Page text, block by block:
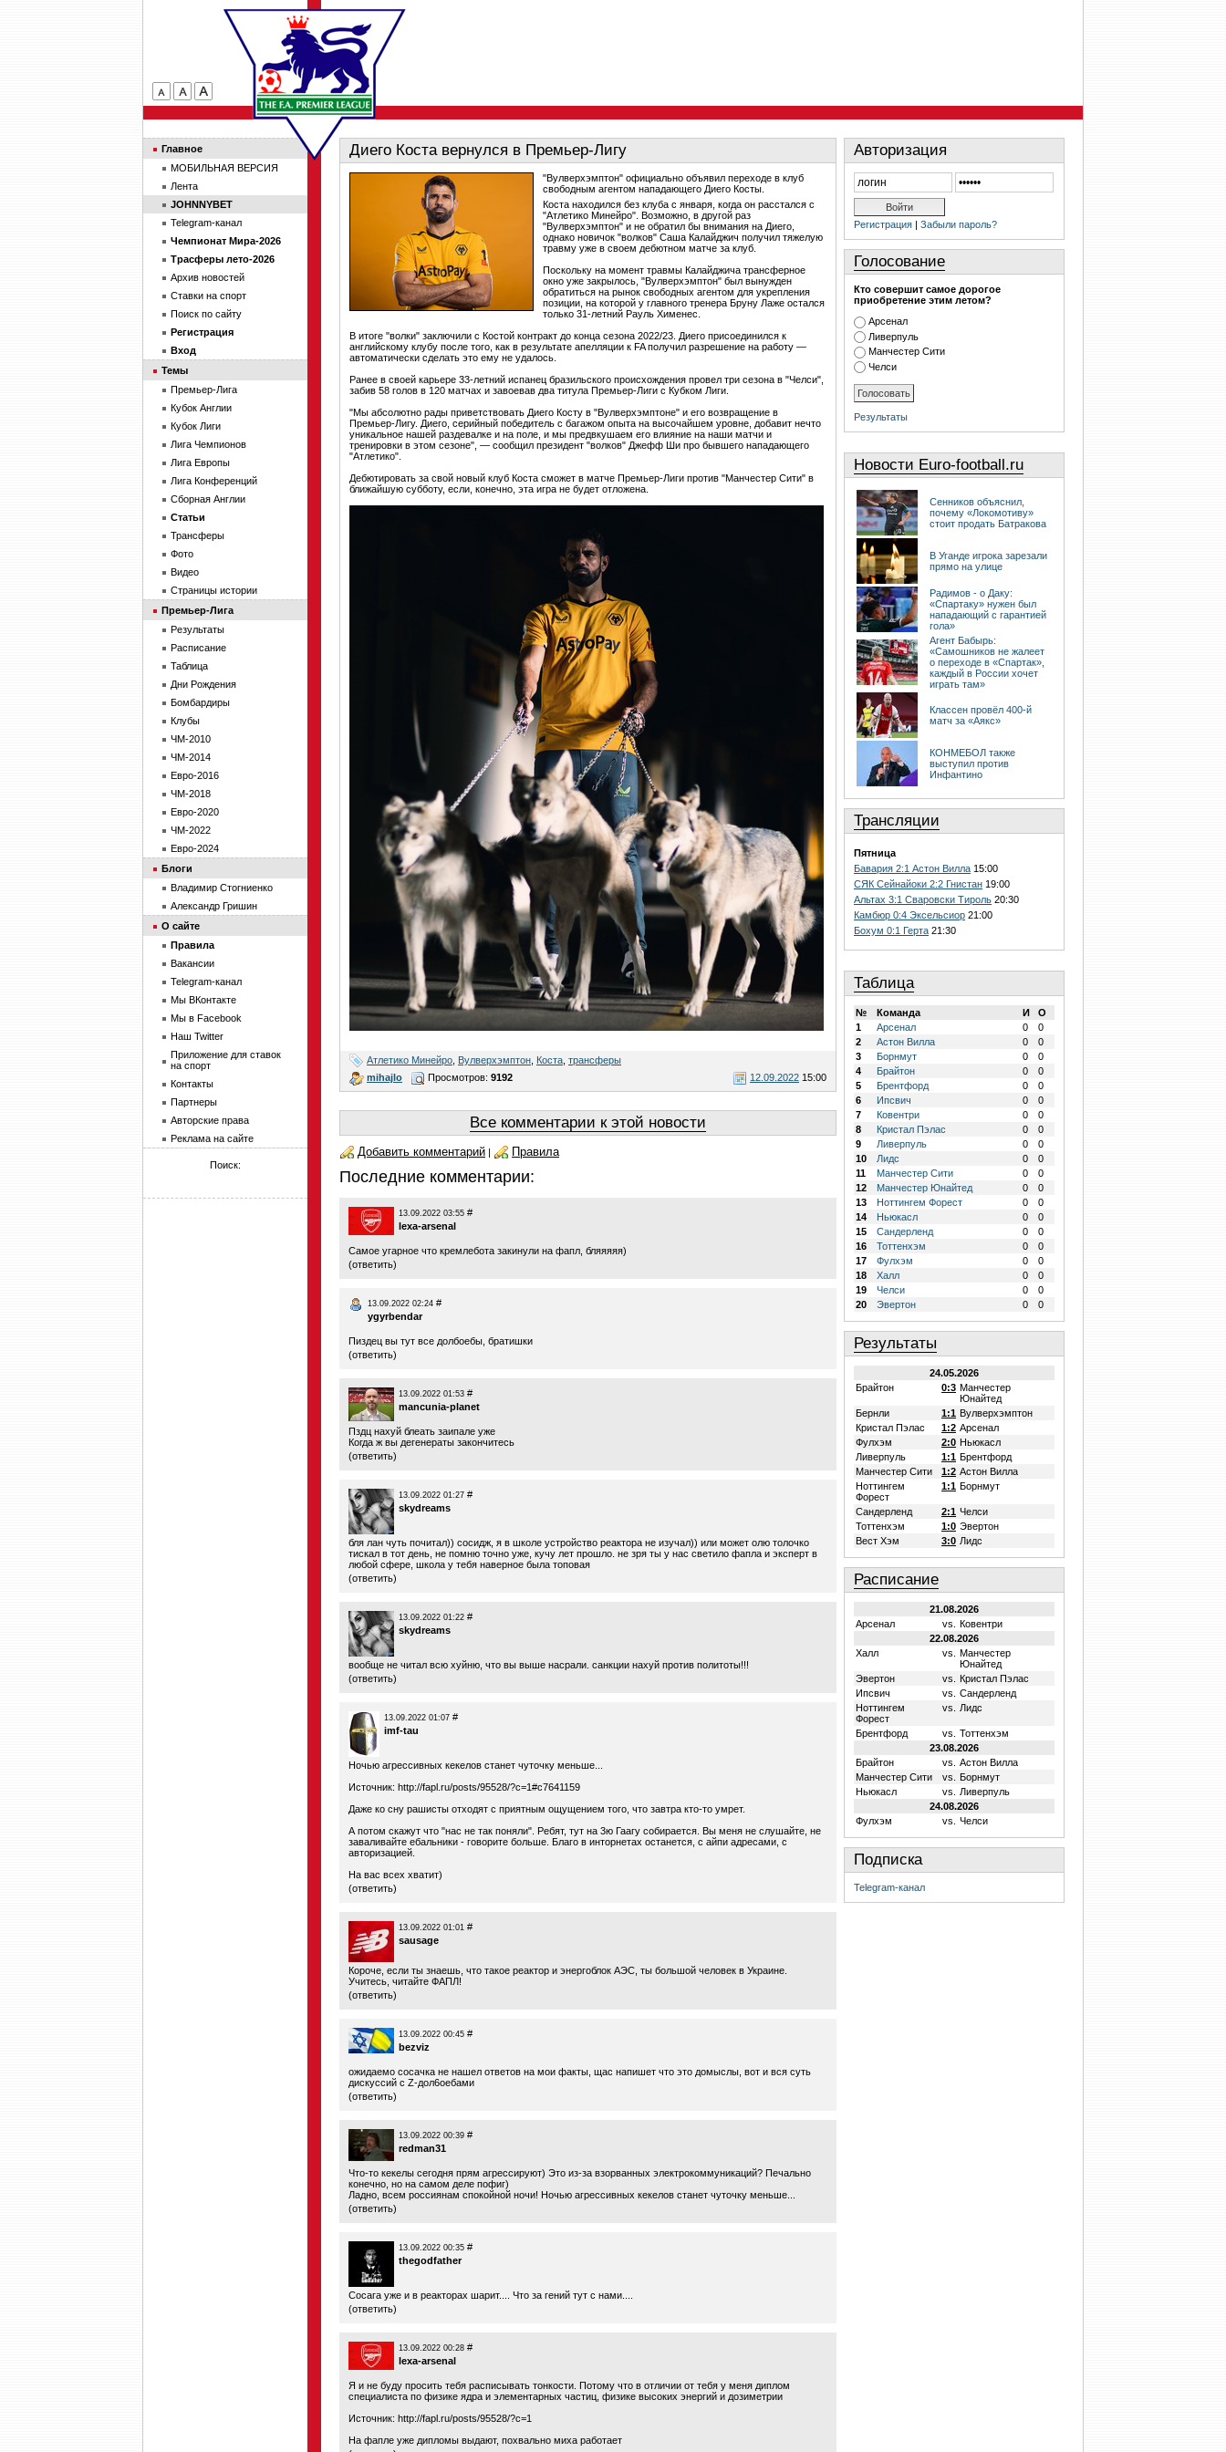
Диего Коста вернулся в Премьер-Лигу
"Вулверхэмптон" официально объявил переходе в клуб
свободным агентом нападающего Диего Косты.
Коста находился без клуба с января, когда он расстался с
"Атлетико Минейро". Возможно, в другой раз
"Вулверхэмптон" и не обратил бы внимания на Диего,
однако новичок "волков" Саша Калайджич получил тяжелую
травму уже в своем дебютном матче за клуб.
Поскольку на момент травмы Калайджича трансферное
окно уже закрылось, "Вулверхэмптон" был вынужден
обратиться на рынок свободных агентом для укрепления
позиции, на которой у главного тренера Бруну Лаже остался
только 31-летний Рауль Хименес.
В итоге "волки" заключили с Костой контракт до конца сезона 2022/23. Диего присоединился к
английскому клубу после того, как в результате апелляции к FA получил разрешение на работу —
автоматически сделать это ему не удалось.
Ранее в своей карьере 33-летний испанец бразильского происхождения провел три сезона в "Челси",
забив 58 голов в 120 матчах и завоевав два титула Премьер-Лиги с Кубком Лиги.
"Мы абсолютно рады приветствовать Диего Косту в "Вулверхэмптоне" и его возвращение в
Премьер-Лигу. Диего, серийный победитель с багажом опыта на высочайшем уровне, добавит нечто
уникальное нашей раздевалке и на поле, и мы предвкушаем его влияние на наши матчи и
тренировки в этом сезоне", — сообщил президент "волков" Джефф Ши про бывшего нападающего
"Атлетико".
Дебютировать за свой новый клуб Коста сможет в матче Премьер-Лиги против "Манчестер Сити" в
ближайшую субботу, если, конечно, эта игра не будет отложена.
Атлетико Минейро Вулверхэмптон Коста трансферы
mihajlo
12.09.2022 15:00
Просмотров: 9192
Все комментарии к этой новости
Добавить комментарий | Правила
Последние комментарии:
13.09.2022 03:55 #
lexa-arsenal
Самое угарное что кремлебота закинули на фапл, бляяяяя)
(ответить)
13.09.2022 02:24 #
ygyrbendar
Пиздец вы тут все долбоебы, братишки
(ответить)
13.09.2022 01:53 #
mancunia-planet
Пздц нахуй блеать заипале уже
Когда ж вы дегенераты закончитесь
(ответить)
13.09.2022 01:27 #
skydreams
бля лан чуть почитал)) сосидж, я в школе устройство реактора не изучал)) или может олю толочко
тискал в тот день, не помню точно уже, кучу лет прошло. не зря ты у нас светило фапла и эксперт в
любой сфере, школа у тебя наверное была топовая
(ответить)
13.09.2022 01:22 #
skydreams
вообще не читал всю хуйню, что вы выше насрали. санкции нахуй против политоты!!!
(ответить)
13.09.2022 01:07 #
imf-tau
Ночью агрессивных кекелов станет чуточку меньше...
Источник: http://fapl.ru/posts/95528/?c=1#c7641159
Даже ко сну рашисты отходят с приятным ощущением того, что завтра кто-то умрет.
А потом скажут что "нас не так поняли". Ребят, тут на 3ю Гаагу собирается. Вы меня не слушайте, не
заваливайте ебальники - говорите больше. Благо в инторнетах останется, с айпи адресами, с
авторизацией.
На вас всех хватит)
(ответить)
13.09.2022 01:01 #
sausage
Короче, если ты знаешь, что такое реактор и энергоблок АЭС, ты большой человек в Украине.
Учитесь, читайте ФАПЛ!
(ответить)
13.09.2022 00:45 #
bezviz
ожидаемо сосачка не нашел ответов на мои факты, щас напишет что это домыслы, вот и вся суть
дискуссий с Z-дол6оебами
(ответить)
13.09.2022 00:39 #
redman31
Что-то кекелы сегодня прям агрессируют) Это из-за взорванных электрокоммуникаций? Печально
конечно, но на самом деле пофиг)
Ладно, всем россиянам спокойной ночи! Ночью агрессивных кекелов станет чуточку меньше...
(ответить)
13.09.2022 00:35 #
thegodfather
Сосага уже и в реакторах шарит.... Что за гений тут с нами....
(ответить)
13.09.2022 00:28 #
lexa-arsenal
Я и не буду просить тебя расписывать тонкости. Потому что в отличии от тебя у меня диплом
специалиста по физике ядра и элементарных частиц, физике высоких энергий и дозиметрии
Источник: http://fapl.ru/posts/95528/?c=1
На фапле уже дипломы выдают, похвально миха работает
Авторизация
Регистрация | Забыли пароль?
Голосование
Кто совершит самое дорогое
приобретение этим летом?
Арсенал
Ливерпуль
Манчестер Сити
Челси
Результаты
Новости Euro-football.ru
Сенников объяснил,
почему «Локомотиву»
стоит продать Батракова
В Уганде игрока зарезали
прямо на улице
Радимов - о Даку:
«Спартаку» нужен был
нападающий с гарантией
гола»
Агент Бабырь:
«Самошников не жалеет
о переходе в «Спартак»,
каждый в России хочет
играть там»
Классен провёл 400-й
матч за «Аякс»
КОНМЕБОЛ также
выступил против
Инфантино
Трансляции
Пятница
Бавария 2:1 Астон Вилла 15:00
СЯК Сейнайоки 2:2 Гнистан 19:00
Альтах 3:1 Сваровски Тироль 20:30
Камбюр 0:4 Эксельсиор 21:00
Бохум 0:1 Герта 21:30
Таблица
№ Команда И
О
1
Арсенал 0
0
2
Астон Вилла 0
0
3
Борнмут 0
0
4
Брайтон 0
0
5
Брентфорд 0
0
6
Ипсвич 0
0
7
Ковентри 0
0
8
Кристал Пэлас 0
0
9
Ливерпуль 0
0
10
Лидс 0
0
11
Манчестер Сити 0
0
12
Манчестер Юнайтед 0
0
13
Ноттингем Форест 0
0
14
Ньюкасл 0
0
15
Сандерленд 0
0
16
Тоттенхэм 0
0
17
Фулхэм 0
0
18
Халл 0
0
19
Челси 0
0
20
Эвертон 0 0
Результаты
24.05.2026
Брайтон
0:3 Манчестер
Юнайтед
Бернли
1:1 Вулверхэмптон
Кристал Пэлас
1:2 Арсенал
Фулхэм
2:0 Ньюкасл
Ливерпуль
1:1 Брентфорд
Манчестер Сити
1:2 Астон Вилла
Ноттингем
Форест
1:1 Борнмут
Сандерленд 2:1 Челси
Тоттенхэм
1:0 Эвертон
Вест Хэм
3:0 Лидс
Расписание
21.08.2026
Арсенал
vs.
Ковентри
22.08.2026
Халл
vs.
Манчестер
Юнайтед
Эвертон
vs.
Кристал Пэлас
Ипсвич
vs.
Сандерленд
Ноттингем
Форест
vs. Лидс
Брентфорд vs.
Тоттенхэм
23.08.2026
Брайтон
vs.
Астон Вилла
Манчестер Сити
vs.
Борнмут
Ньюкасл
vs.
Ливерпуль
24.08.2026
Фулхэм
vs. Челси
Подписка
Telegram-канал
Главное
МОБИЛЬНАЯ ВЕРСИЯ
Лента
JOHNNYBET
Telegram-канал
Чемпионат Мира-2026
Трасферы лето-2026
Архив новостей
Ставки на спорт
Поиск по сайту
Регистрация
Вход
Темы
Премьер-Лига
Кубок Англии
Кубок Лиги
Лига Чемпионов
Лига Европы
Лига Конференций
Сборная Англии
Статьи
Трансферы
Фото
Видео
Страницы истории
Премьер-Лига
Результаты
Расписание
Таблица
Дни Рождения
Бомбардиры
Клубы
ЧМ-2010
ЧМ-2014
Евро-2016
ЧМ-2018
Евро-2020
ЧМ-2022
Евро-2024
Блоги
Владимир Стогниенко
Александр Гришин
О сайте
Правила
Вакансии
Telegram-канал
Мы ВКонтакте
Мы в Facebook
Наш Twitter
Приложение для ставок
на спорт
Контакты
Партнеры
Авторские права
Реклама на сайте
Поиск: